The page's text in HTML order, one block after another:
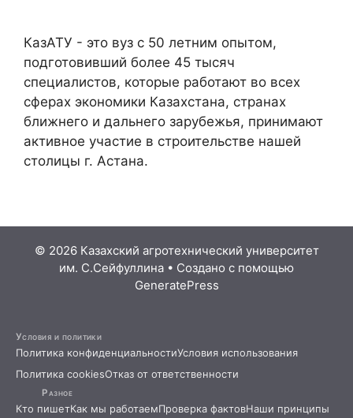
КазАТУ - это вуз с 50 летним опытом,
подготовивший более 45 тысяч
специалистов, которые работают во всех
сферах экономики Казахстана, странах
ближнего и дальнего зарубежья, принимают
активное участие в строительстве нашей
столицы г. Астана.
© 2026 Казахский агротехнический университет
им. С.Сейфуллина • Создано с помощью
GeneratePress
Условия и политики
Политика конфиденциальностиУсловия использования
Политика cookiesОтказ от ответственности
Разное
Кто пишетКак мы работаемПроверка фактовНаши принципы